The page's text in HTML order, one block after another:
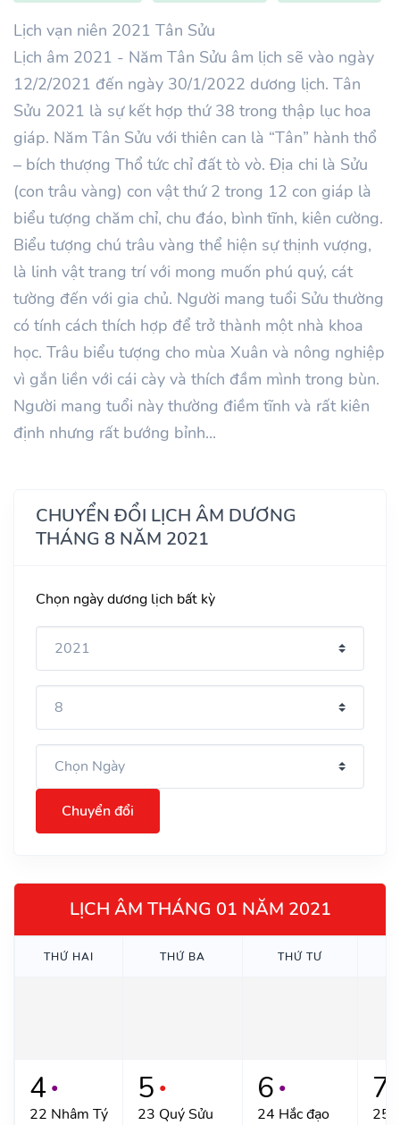
Lịch vạn niên 2021 Tân Sửu
Lịch âm 2021 - Năm Tân Sửu âm lịch sẽ vào ngày
12/2/2021 đến ngày 30/1/2022 dương lịch. Tân
Sửu 2021 là sự kết hợp thứ 38 trong thập lục hoa
giáp. Năm Tân Sửu với thiên can là “Tân” hành thổ
– bích thượng Thổ tức chỉ đất tò vò. Địa chi là Sửu
(con trâu vàng) con vật thứ 2 trong 12 con giáp là
biểu tượng chăm chỉ, chu đáo, bình tĩnh, kiên cường.
Biểu tượng chú trâu vàng thể hiện sự thịnh vượng,
là linh vật trang trí với mong muốn phú quý, cát
tường đến với gia chủ. Người mang tuổi Sửu thường
có tính cách thích hợp để trở thành một nhà khoa
học. Trâu biểu tượng cho mùa Xuân và nông nghiệp
vì gắn liền với cái cày và thích đầm mình trong bùn.
Người mang tuổi này thường điềm tĩnh và rất kiên
định nhưng rất bướng bỉnh...
CHUYỂN ĐỔI LỊCH ÂM DƯƠNG
THÁNG 8 NĂM 2021
Chọn ngày dương lịch bất kỳ
Chuyển đổi
LỊCH ÂM THÁNG 01 NĂM 2021
THỨ HAI THỨ BA THỨ TƯ
4 ●
22 Nhâm Tý
5 ●
23 Quý Sửu
6 ●
24 Hắc đạo
7
25